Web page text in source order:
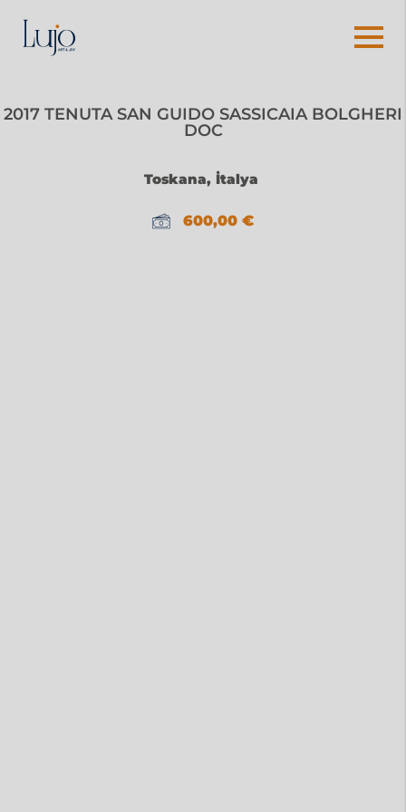
2017 TENUTA SAN GUIDO SASSICAIA BOLGHERI
DOC
Toskana, İtalya
600,00 €